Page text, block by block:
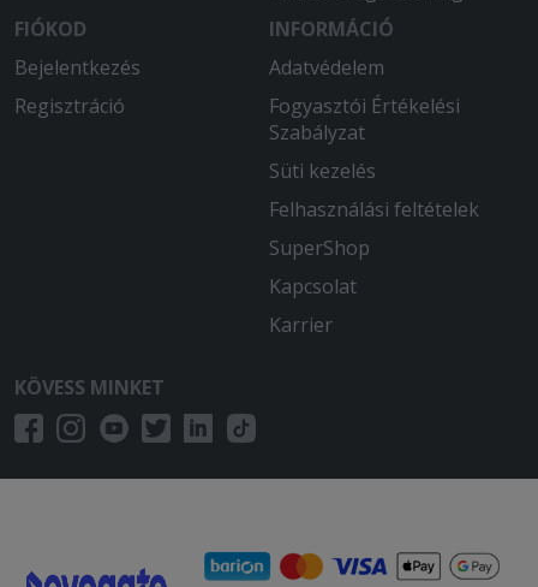
FIÓKOD
Bejelentkezés
Regisztráció
INFORMÁCIÓ
Adatvédelem
Fogyasztói Értékelési
Szabályzat
Süti kezelés
Felhasználási feltételek
SuperShop
Kapcsolat
Karrier
KÖVESS MINKET